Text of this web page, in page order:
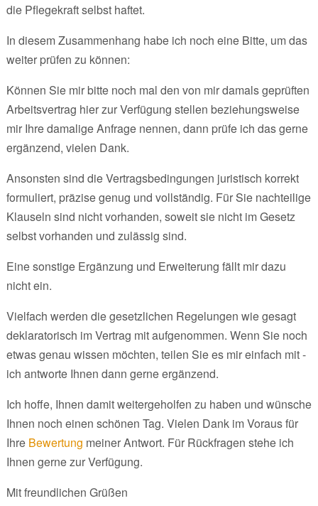
die Pflegekraft selbst haftet.
In diesem Zusammenhang habe ich noch eine Bitte, um das
weiter prüfen zu können:
Können Sie mir bitte noch mal den von mir damals geprüften
Arbeitsvertrag hier zur Verfügung stellen beziehungsweise
mir Ihre damalige Anfrage nennen, dann prüfe ich das gerne
ergänzend, vielen Dank.
Ansonsten sind die Vertragsbedingungen juristisch korrekt
formuliert, präzise genug und vollständig. Für Sie nachteilige
Klauseln sind nicht vorhanden, soweit sie nicht im Gesetz
selbst vorhanden und zulässig sind.
Eine sonstige Ergänzung und Erweiterung fällt mir dazu
nicht ein.
Vielfach werden die gesetzlichen Regelungen wie gesagt
deklaratorisch im Vertrag mit aufgenommen. Wenn Sie noch
etwas genau wissen möchten, teilen Sie es mir einfach mit -
ich antworte Ihnen dann gerne ergänzend.
Ich hoffe, Ihnen damit weitergeholfen zu haben und wünsche
Ihnen noch einen schönen Tag. Vielen Dank im Voraus für
Ihre Bewertung meiner Antwort. Für Rückfragen stehe ich
Ihnen gerne zur Verfügung.
Mit freundlichen Grüßen